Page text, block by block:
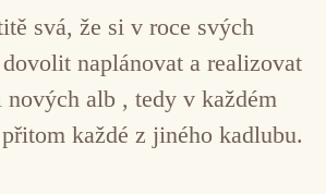
svá, že si v roce svých
dovolit naplánovat a realizovat
alb , tedy v každém
každé z jiného kadlubu.